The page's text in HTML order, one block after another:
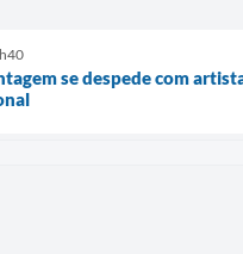
se despede com